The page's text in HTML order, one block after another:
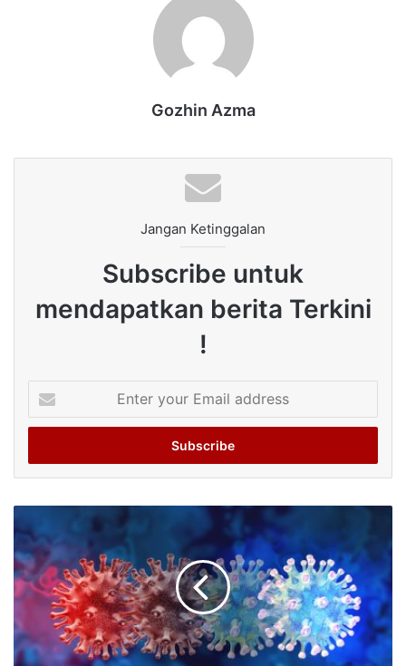
Gozhin Azma
Jangan Ketinggalan
Subscribe untuk
mendapatkan berita Terkini
!
your
Email